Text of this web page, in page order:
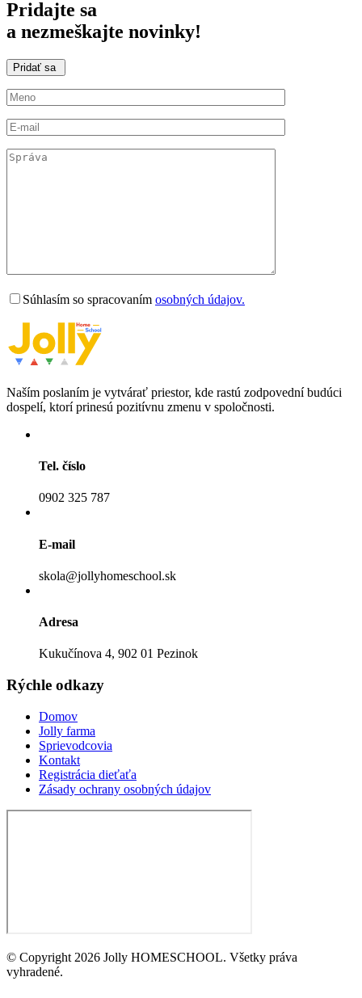
Pridajte sa
a nezmeškajte novinky!
Pridať sa
Súhlasím so spracovaním osobných údajov.
Naším poslaním je vytvárať priestor, kde rastú zodpovední budúci
dospelí, ktorí prinesú pozitívnu zmenu v spoločnosti.
Tel. číslo
0902 325 787
E-mail
skola@jollyhomeschool.sk
Adresa
Kukučínova 4, 902 01 Pezinok
Rýchle odkazy
Domov
Jolly farma
Sprievodcovia
Kontakt
Registrácia dieťaťa
Zásady ochrany osobných údajov
© Copyright 2026 Jolly HOMESCHOOL. Všetky práva
vyhradené.